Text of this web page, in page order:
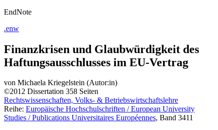
EndNote
.enw
Finanzkrisen und Glaubwürdigkeit des
Haftungsausschlusses im EU-Vertrag
von Michaela Kriegelstein (Autor:in)
©2012 Dissertation 358 Seiten
Rechtswissenschaften, Volks- & Betriebswirtschaftslehre
Reihe: Europäische Hochschulschriften / European University
Studies / Publications Universitaires Européennes, Band 3411